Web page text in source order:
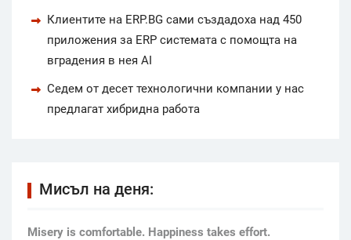
Клиентите на ERP.BG сами създадоха над 450
приложения за ERP системата с помощта на
вградения в нея AI
Седем от десет технологични компании у нас
предлагат хибридна работа
Мисъл на деня:
Мisery is comfortable. Happiness takes effort.